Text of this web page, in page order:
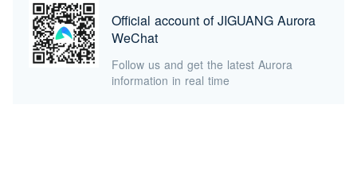
Official account of JIGUANG Aurora
WeChat
Follow us and get the latest Aurora
information in real time